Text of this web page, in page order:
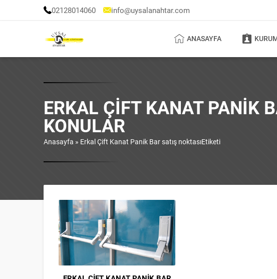
02128014060 info@uysalanahtar.com
ANASAYFA
ERKAL ÇIFT KANAT PANIK
KONULAR
Anasayfa » Erkal Çift Kanat Panik Bar satış noktasıEtiketi